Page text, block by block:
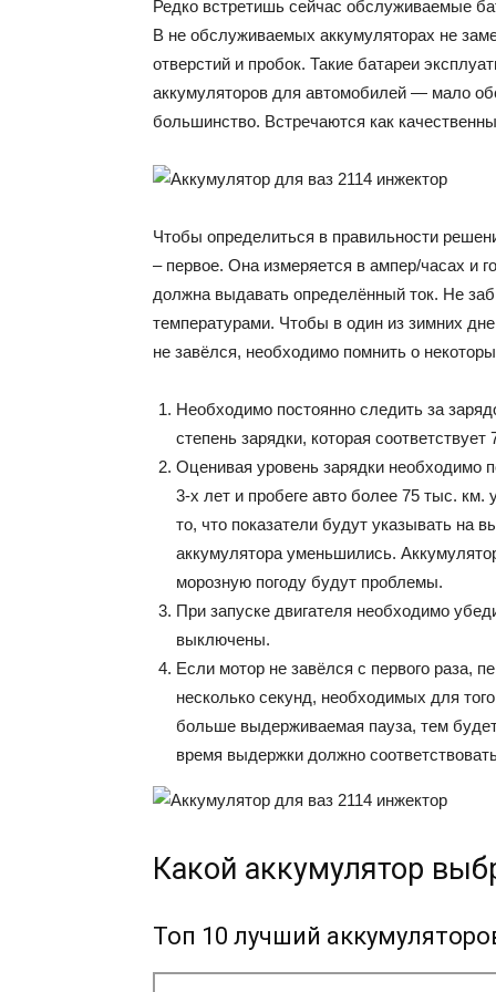
Редко встретишь сейчас обслуживаемые
В не обслуживаемых аккумуляторах не
отверстий и пробок. Такие батареи
аккумуляторов для автомобилей — мало
большинство. Встречаются как
Чтобы определиться в правильности
– первое. Она измеряется в ампер/часах и
должна выдавать определённый ток. Не
температурами. Чтобы в один из зимних
не завёлся, необходимо помнить о
Необходимо постоянно следить за
степень зарядки, которая
Оценивая уровень зарядки необходимо
3-х лет и пробеге авто более 75 тыс.
то, что показатели будут указывать на
аккумулятора уменьшились.
морозную погоду будут проблемы.
При запуске двигателя необходимо
выключены.
Если мотор не завёлся с первого раза,
несколько секунд, необходимых для
больше выдерживаемая пауза, тем
время выдержки должно
Какой аккумулятор
Топ 10 лучший